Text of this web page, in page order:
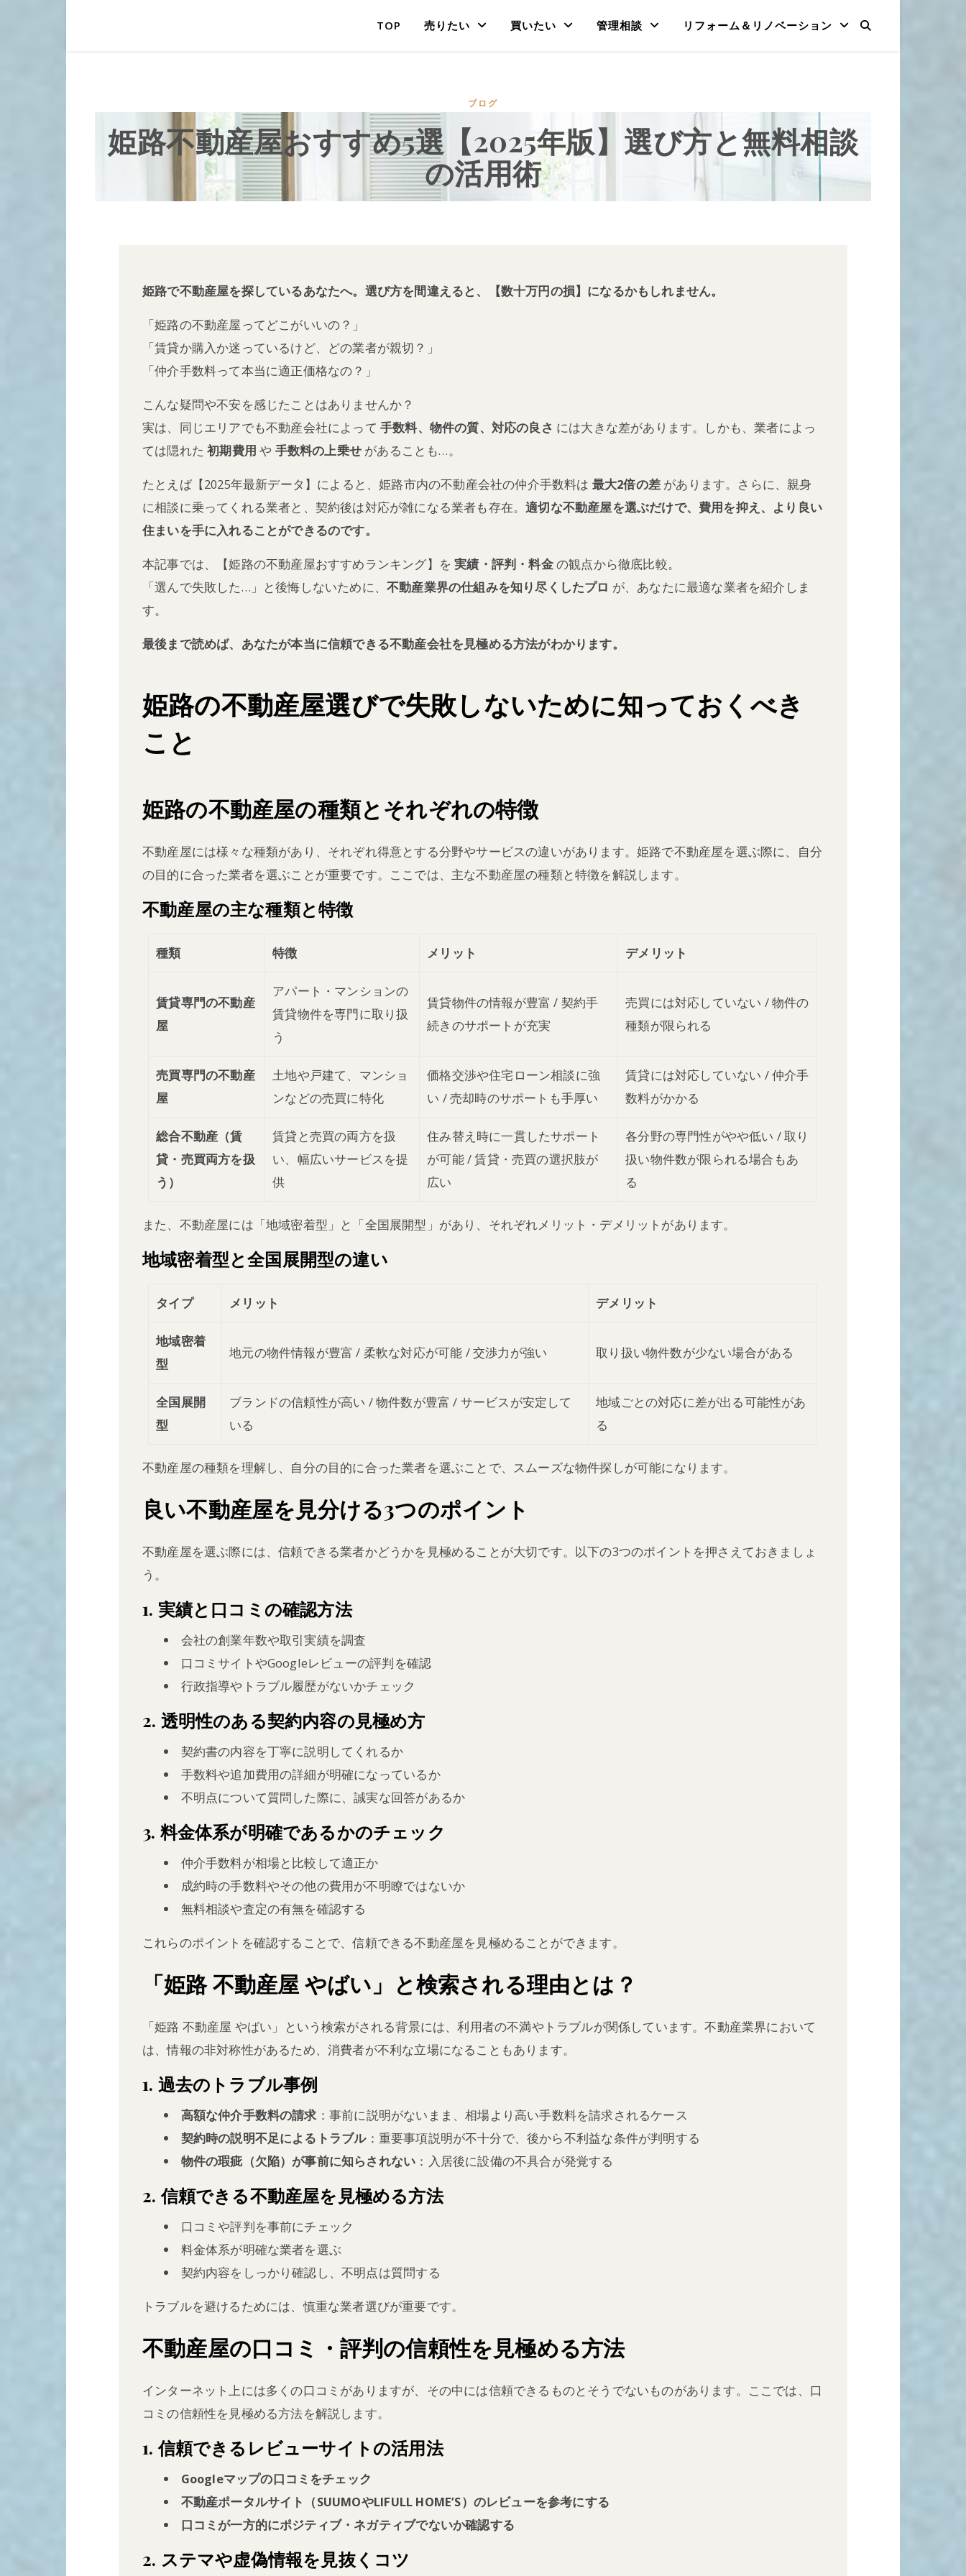
TOP 売りたい 買いたい 管理相談 リフォーム＆リノベーション
ブログ
姫路不動産屋おすすめ5選【2025年版】選び方と無料相談
の活用術
姫路で不動産屋を探しているあなたへ。選び方を間違えると、【数十万円の損】になるかもしれません。
「姫路の不動産屋ってどこがいいの？」
「賃貸か購入か迷っているけど、どの業者が親切？」
「仲介手数料って本当に適正価格なの？」
こんな疑問や不安を感じたことはありませんか？
実は、同じエリアでも不動産会社によって 手数料、物件の質、対応の良さ には大きな差があります。しかも、業者によっ
ては隠れた初期費用 や 手数料の上乗せ があることも…。
たとえば【2025年最新データ】によると、姫路市内の不動産会社の仲介手数料は 最大2倍の差 があります。さらに、親身
に相談に乗ってくれる業者と、契約後は対応が雑になる業者も存在。適切な不動産屋を選ぶだけで、費用を抑え、より良い
住まいを手に入れることができるのです。
本記事では、【姫路の不動産屋おすすめランキング】を実績・評判・料金の観点から徹底比較。
「選んで失敗した…」と後悔しないために、 不動産業界の仕組みを知り尽くしたプロ が、あなたに最適な業者を紹介しま
す。
最後まで読めば、あなたが本当に信頼できる不動産会社を見極める方法がわかります。
姫路の不動産屋選びで失敗しないために知っておくべき
こと
姫路の不動産屋の種類とそれぞれの特徴
不動産屋には様々な種類があり、それぞれ得意とする分野やサービスの違いがあります。姫路で不動産屋を選ぶ際に、自分
の目的に合った業者を選ぶことが重要です。ここでは、主な不動産屋の種類と特徴を解説します。
不動産屋の主な種類と特徴
種類 特徴 メリット デメリット
賃貸専門の不動産
屋
アパート・マンションの
賃貸物件を専門に取り扱
う
賃貸物件の情報が豊富 / 契約手
続きのサポートが充実
売買には対応していない / 物件の
種類が限られる
売買専門の不動産
屋
土地や戸建て、マンショ
ンなどの売買に特化
価格交渉や住宅ローン相談に強
い / 売却時のサポートも手厚い
賃貸には対応していない / 仲介手
数料がかかる
総合不動産（賃
貸・売買両方を扱
う）
賃貸と売買の両方を扱
い、幅広いサービスを提
供
住み替え時に一貫したサポート
が可能 / 賃貸・売買の選択肢が
広い
各分野の専門性がやや低い / 取り
扱い物件数が限られる場合もあ
る
また、不動産屋には「地域密着型」と「全国展開型」があり、それぞれメリット・デメリットがあります。
地域密着型と全国展開型の違い
タイプ メリット デメリット
地域密着
型
地元の物件情報が豊富 / 柔軟な対応が可能 / 交渉力が強い 取り扱い物件数が少ない場合がある
全国展開
型
ブランドの信頼性が高い / 物件数が豊富 / サービスが安定して
いる
地域ごとの対応に差が出る可能性があ
る
不動産屋の種類を理解し、自分の目的に合った業者を選ぶことで、スムーズな物件探しが可能になります。
良い不動産屋を見分ける3つのポイント
不動産屋を選ぶ際には、信頼できる業者かどうかを見極めることが大切です。以下の3つのポイントを押さえておきましょ
う。
1. 実績と口コミの確認方法
会社の創業年数や取引実績を調査
口コミサイトやGoogleレビューの評判を確認
行政指導やトラブル履歴がないかチェック
2. 透明性のある契約内容の見極め方
契約書の内容を丁寧に説明してくれるか
手数料や追加費用の詳細が明確になっているか
不明点について質問した際に、誠実な回答があるか
3. 料金体系が明確であるかのチェック
仲介手数料が相場と比較して適正か
成約時の手数料やその他の費用が不明瞭ではないか
無料相談や査定の有無を確認する
これらのポイントを確認することで、信頼できる不動産屋を見極めることができます。
「姫路 不動産屋 やばい」と検索される理由とは？
「姫路 不動産屋 やばい」という検索がされる背景には、利用者の不満やトラブルが関係しています。不動産業界において
は、情報の非対称性があるため、消費者が不利な立場になることもあります。
1. 過去のトラブル事例
高額な仲介手数料の請求 ：事前に説明がないまま、相場より高い手数料を請求されるケース
契約時の説明不足によるトラブル：重要事項説明が不十分で、後から不利益な条件が判明する
物件の瑕疵（欠陥）が事前に知らされない ：入居後に設備の不具合が発覚する
2. 信頼できる不動産屋を見極める方法
口コミや評判を事前にチェック
料金体系が明確な業者を選ぶ
契約内容をしっかり確認し、不明点は質問する
トラブルを避けるためには、慎重な業者選びが重要です。
不動産屋の口コミ・評判の信頼性を見極める方法
インターネット上には多くの口コミがありますが、その中には信頼できるものとそうでないものがあります。ここでは、口
コミの信頼性を見極める方法を解説します。
1. 信頼できるレビューサイトの活用法
Googleマップの口コミをチェック
不動産ポータルサイト（SUUMOやLIFULL HOME’S）のレビューを参考にする
口コミが一方的にポジティブ・ネガティブでないか確認する
2. ステマや虚偽情報を見抜くコツ